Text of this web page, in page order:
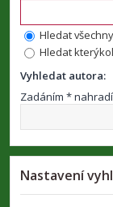
Hledat
Hledat
Vyhledat autora:
Zadáním *
Nastavení